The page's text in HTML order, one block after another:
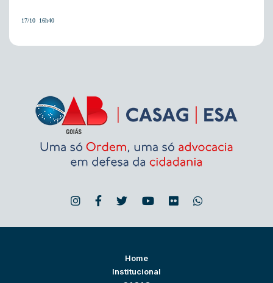
17/10  16h40
Home
Institucional